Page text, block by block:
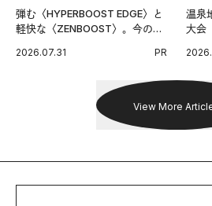
弾む〈HYPERBOOST EDGE〉と
軽快な〈ZENBOOST〉。今の時
出した新機軸。
2026.07.31 PR
温泉
大会
戦を
View More